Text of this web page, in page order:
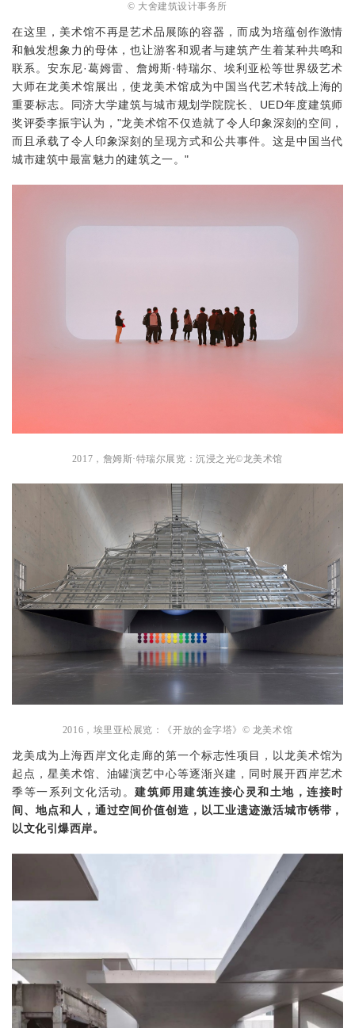
© 大舍建筑设计事务所
在这里，美术馆不再是艺术品展陈的容器，而成为培蕴创作激情
和触发想象力的母体，也让游客和观者与建筑产生着某种共鸣和
联系。安东尼·葛姆雷、詹姆斯·特瑞尔、埃利亚松等世界级艺术
大师在龙美术馆展出，使龙美术馆成为中国当代艺术转战上海的
重要标志。 同济大学建筑与城市规划学院院长、UED年度建筑师
奖评委李振宇认为，"龙美术馆不仅造就了令人印象深刻的空间，
而且承载了令人印象深刻的呈现方式和公共事件。 这是中国当代
城市建筑中最富魅力的建筑之一。"
2017，詹姆斯·特瑞尔展览：沉浸之光©龙美术馆
2016，埃里亚松展览： 《开放的金字塔》© 龙美术馆
龙美成为上海西岸文化走廊的第一个标志性项目，以龙美术馆为
起点，星美术馆、油罐演艺中心等逐渐兴建，同时展开西岸艺术
季等一系列文化活动。建筑师用建筑连接心灵和土地，连接时
间、地点和人，通过空间价值创造，以工业遗迹激活城市锈带，
以文化引爆西岸。